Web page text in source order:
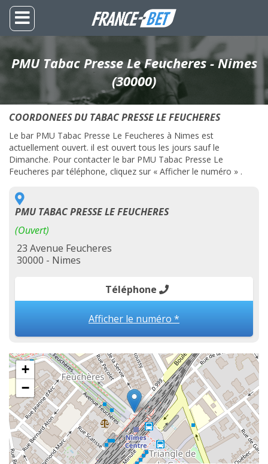
PMU Tabac Presse Le Feucheres - Nimes
(30000)
COORDONEES DU TABAC PRESSE LE FEUCHERES
Le bar PMU Tabac Presse Le Feucheres à Nimes est
actuellement ouvert. il est ouvert tous les jours sauf le
Dimanche. Pour contacter le bar PMU Tabac Presse Le
Feucheres par téléphone, cliquez sur « Afficher le numéro » .
PMU TABAC PRESSE LE FEUCHERES
(Ouvert)
23 Avenue Feucheres
30000 - Nimes
Téléphone
Afficher le numéro *
+
−